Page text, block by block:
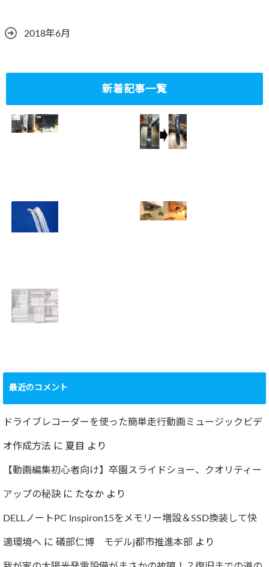
2018年6月
新着記事一覧
ド対応
2023.10.14
チレス水栓にDIY
で交換
撮影方法のレクチ
ャー
2022.12.24
要再検査となって
しまった…
2022.07.30
最近のコメント
ドライブレコーダーを使った簡単走行動画ミュージックビデ
オ作成方法 に 夏目 より
【動画編集初心者向け】卒園スライドショー、クオリティー
アップの秘訣に たなか より
DELLノートPC Inspiron15をメモリー増設＆SSD換装して快
適環境へ に 礒部仁博 モデルj都市推進本部 より